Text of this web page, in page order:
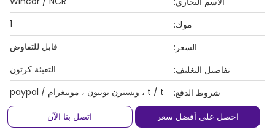
موك:
1
السعر:
قابل للتفاوض
تفاصيل التغليف:
التعبئة كرتون
شروط الدفع:
t / t ، ويسترن يونيون ، مونيغرام / paypal
احصل على أفضل سعر
اتصل بنا الآن